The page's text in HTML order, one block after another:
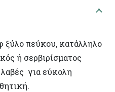
ξύλο πεύκου, κατάλληλο
ή σερβιρίσματος
λαβές για εύκολη